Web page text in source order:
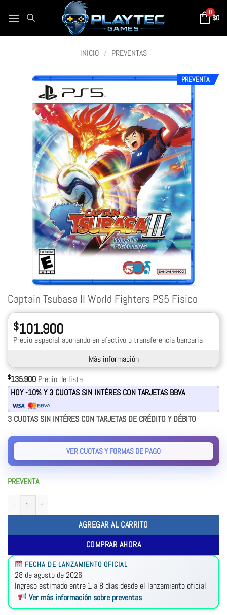
0
$0
INICIO / PREVENTAS
PREVENTA
Captain Tsubasa II World Fighters PS5 Físico
$101.900
Precio especial abonando en efectivo o transferencia bancaria
Más información
$135.900 Precio de lista
HOY -10% Y 3 CUOTAS SIN INTÉRES CON TARJETAS BBVA
3 CUOTAS SIN INTÉRES CON TARJETAS DE CRÉDITO Y DÉBITO
VER CUOTAS Y FORMAS DE PAGO
PREVENTA
AGREGAR AL CARRITO
COMPRAR AHORA
FECHA DE LANZAMIENTO OFICIAL
28 de agosto de 2026
Ingreso estimado entre 1 a 8 días desde el lanzamiento oficial
Ver más información sobre preventas